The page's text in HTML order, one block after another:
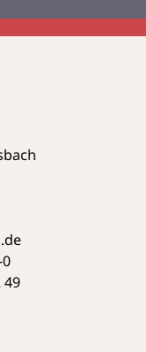
49